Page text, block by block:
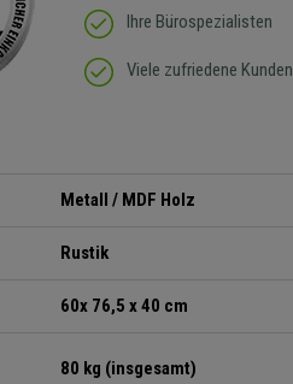
Ihre Bürospezialisten
Viele zufriedene Kunden
Metall / MDF Holz
Rustik
60x 76,5 x 40 cm
80 kg (insgesamt)